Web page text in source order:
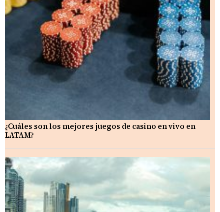
¿Cuáles son los mejores juegos de casino en vivo en
LATAM?